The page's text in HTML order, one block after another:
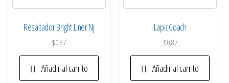
Resaltador Bright Liner Nj
$0.87
Añadir al carrito
Lapiz Coach
$0.87
Añadir al carrito